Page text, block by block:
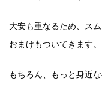
大安も重なるため、ス
おまけもついてきます。
もちろん、もっと身近